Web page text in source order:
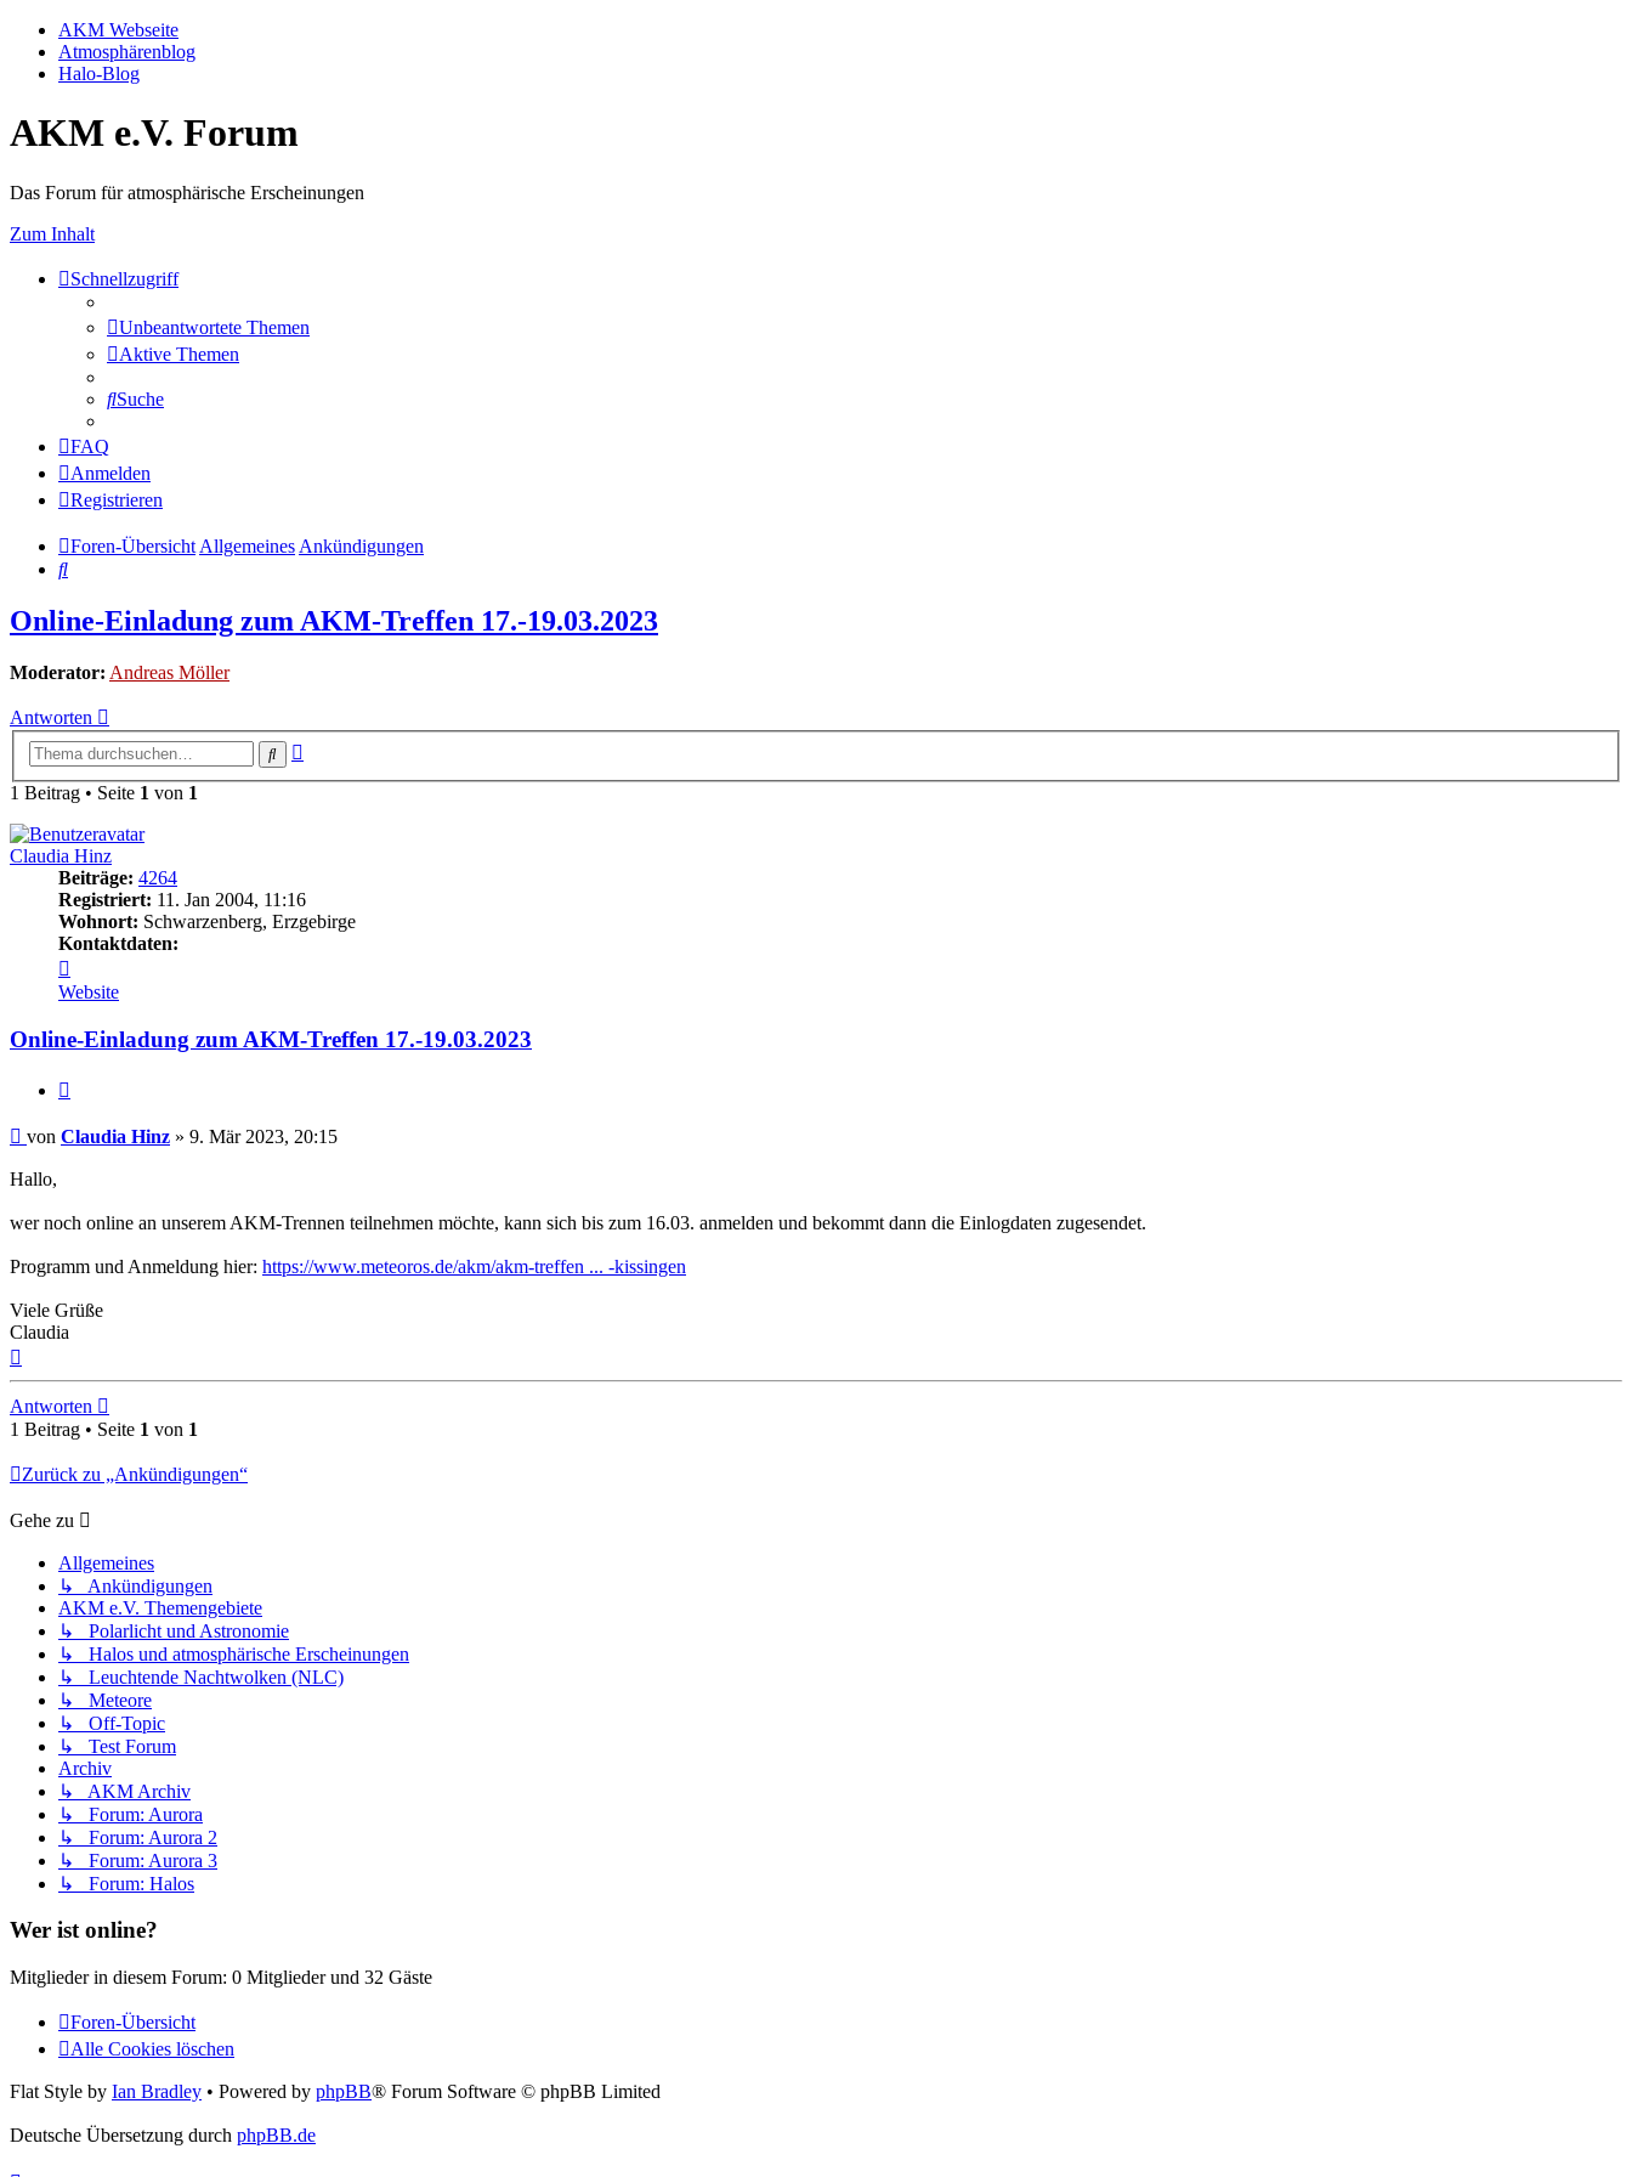
AKM Webseite
Atmosphärenblog
Halo-Blog
AKM e.V. Forum
Das Forum für atmosphärische Erscheinungen
Zum Inhalt
Schnellzugriff
Unbeantwortete Themen
Aktive Themen
Suche
FAQ
Anmelden
Registrieren
Foren-Übersicht Allgemeines Ankündigungen
Suche
Online-Einladung zum AKM-Treffen 17.-19.03.2023
Moderator: Andreas Möller
Antworten
Suche
1 Beitrag • Seite 1 von 1
Claudia Hinz
Beiträge: 4264
Registriert: 11. Jan 2004, 11:16
Wohnort: Schwarzenberg, Erzgebirge
Kontaktdaten:
von
Claudia
Hinz
Website
Online-Einladung zum AKM-Treffen 17.-19.03.2023
Beitrag
von Claudia Hinz » 9. Mär 2023, 20:15
Hallo,
wer noch online an unserem AKM-Trennen teilnehmen möchte, kann sich bis zum 16.03. anmelden und bekommt dann die Einlogdaten zugesendet.
Programm und Anmeldung hier: https://www.meteoros.de/akm/akm-treffen ... -kissingen
Viele Grüße
Claudia
Antworten
1 Beitrag • Seite 1 von 1
Zurück zu „Ankündigungen“
Gehe zu
Allgemeines
↳ Ankündigungen
AKM e.V. Themengebiete
↳ Polarlicht und Astronomie
↳ Halos und atmosphärische Erscheinungen
↳ Leuchtende Nachtwolken (NLC)
↳ Meteore
↳ Off-Topic
↳ Test Forum
Archiv
↳ AKM Archiv
↳ Forum: Aurora
↳ Forum: Aurora 2
↳ Forum: Aurora 3
↳ Forum: Halos
Wer ist online?
Mitglieder in diesem Forum: 0 Mitglieder und 32 Gäste
Foren-Übersicht
Alle Cookies löschen
Flat Style by Ian Bradley • Powered by phpBB® Forum Software © phpBB Limited
Deutsche Übersetzung durch phpBB.de